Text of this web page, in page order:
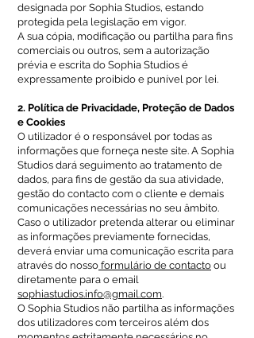
designada por Sophia Studios, estando
protegida pela legislação em vigor.
A sua cópia, modificação ou partilha para fins
comerciais ou outros, sem a autorização
prévia e escrita do Sophia Studios é
expressamente proibido e punível por lei.
2. Política de Privacidade, Proteção de Dados
e Cookies
O utilizador é o responsável por todas as
informações que forneça neste site. A Sophia
Studios dará seguimento ao tratamento de
dados, para fins de gestão da sua atividade,
gestão do contacto com o cliente e demais
comunicações necessárias no seu âmbito.
Caso o utilizador pretenda alterar ou eliminar
as informações previamente fornecidas,
deverá enviar uma comunicação escrita para
através do nosso formulário de contacto ou
diretamente para o email
sophiastudios.info@gmail.com.
O Sophia Studios não partilha as informações
dos utilizadores com terceiros além dos